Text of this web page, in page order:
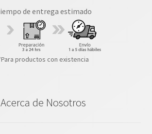
de entrega estimado
productos con existencia
Acerca de Nosotros